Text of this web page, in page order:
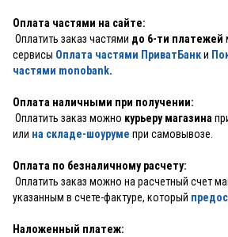
Оплата частями на сайте:
Оплатить заказ частями до 6-ти платежей
сервисы Оплата частями ПриватБанки
частями monobank.
Оплата наличными при получении:
Оплатить заказ можно курьеру магазина
или на складе-шоуруме при самовывозе.
Оплата по безналичному расчету:
Оплатить заказ можно на расчетный счет
указанным в счете-фактуре, который
Наложенный платеж: